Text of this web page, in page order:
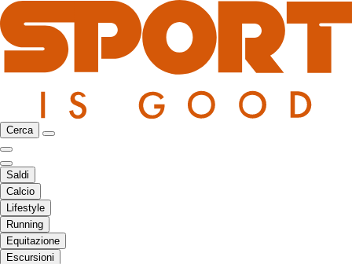
Cerca
Saldi
Calcio
Lifestyle
Running
Equitazione
Escursioni